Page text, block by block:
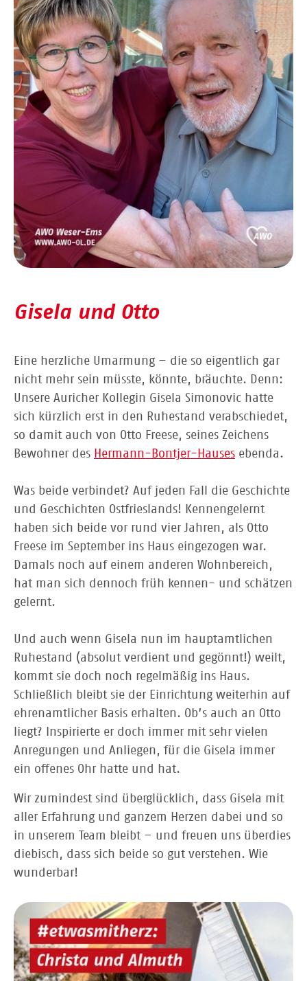
Gisela und Otto
Eine herzliche Umarmung – die so eigentlich gar
nicht mehr sein müsste, könnte, bräuchte. Denn:
Unsere Auricher Kollegin Gisela Simonovic hatte
sich kürzlich erst in den Ruhestand verabschiedet,
so damit auch von Otto Freese, seines Zeichens
Bewohner des Hermann-Bontjer-Hauses ebenda.
Was beide verbindet? Auf jeden Fall die Geschichte
und Geschichten Ostfrieslands! Kennengelernt
haben sich beide vor rund vier Jahren, als Otto
Freese im September ins Haus eingezogen war.
Damals noch auf einem anderen Wohnbereich,
hat man sich dennoch früh kennen- und schätzen
gelernt.
Und auch wenn Gisela nun im hauptamtlichen
Ruhestand (absolut verdient und gegönnt!) weilt,
kommt sie doch noch regelmäßig ins Haus.
Schließlich bleibt sie der Einrichtung weiterhin auf
ehrenamtlicher Basis erhalten. Ob’s auch an Otto
liegt? Inspirierte er doch immer mit sehr vielen
Anregungen und Anliegen, für die Gisela immer
ein offenes Ohr hatte und hat.
Wir zumindest sind überglücklich, dass Gisela mit
aller Erfahrung und ganzem Herzen dabei und so
in unserem Team bleibt – und freuen uns überdies
diebisch, dass sich beide so gut verstehen. Wie
wunderbar!